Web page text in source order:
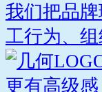
我们把品
工行为、